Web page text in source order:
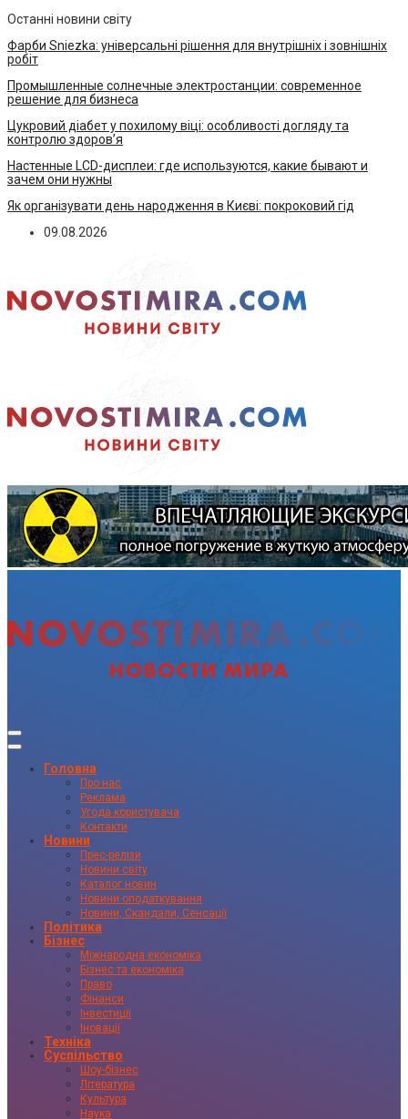
Останні новини світу
Фарби Sniezka: універсальні рішення для внутрішніх і зовнішніх
робіт
Промышленные солнечные электростанции: современное
решение для бизнеса
Цукровий діабет у похилому віці: особливості догляду та
контролю здоров’я
Настенные LCD-дисплеи: где используются, какие бывают и
зачем они нужны
Як організувати день народження в Києві: покроковий гід
09.08.2026
Головна
Про нас
Реклама
Угода користувача
Контакти
Новини
Прес-релізи
Новини світу
Каталог новин
Новини оподаткування
Новини, Скандали, Сенсації
Політика
Бізнес
Міжнародна економіка
Бізнес та економіка
Право
Фінанси
Інвестиції
Іновації
Техніка
Суспільство
Шоу-бізнес
Література
Культура
Наука